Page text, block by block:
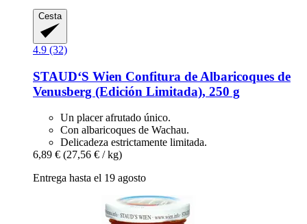
Cesta
4.9 (32)
STAUD‘S Wien Confitura de Albaricoques de
Venusberg (Edición Limitada), 250 g
Un placer afrutado único.
Con albaricoques de Wachau.
Delicadeza estrictamente limitada.
6,89 € (27,56 € / kg)
Entrega hasta el 19 agosto